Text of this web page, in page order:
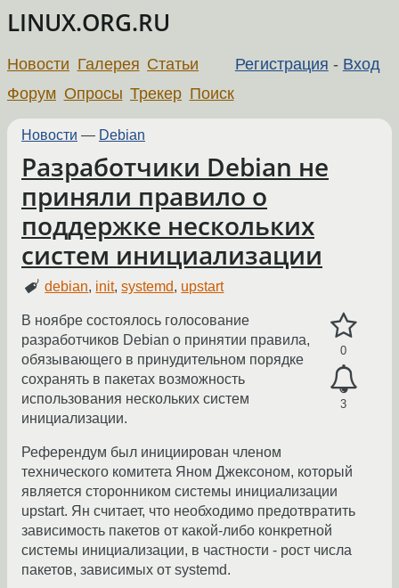
LINUX.ORG.RU
Регистрация - Вход
Новости Галерея Статьи
Форум Опросы Трекер Поиск
Новости — Debian
Разработчики Debian не
приняли правило о
поддержке нескольких
систем инициализации
debian, init,systemd, upstart
0
3
В ноябре состоялось голосование
разработчиков Debian о принятии правила,
обязывающего в принудительном порядке
сохранять в пакетах возможность
использования нескольких систем
инициализации.
Референдум был инициирован членом
технического комитета Яном Джексоном, который
является сторонником системы инициализации
upstart. Ян считает, что необходимо предотвратить
зависимость пакетов от какой-либо конкретной
системы инициализации, в частности - рост числа
пакетов, зависимых от systemd.